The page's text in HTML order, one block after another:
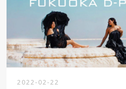
2022-02-22